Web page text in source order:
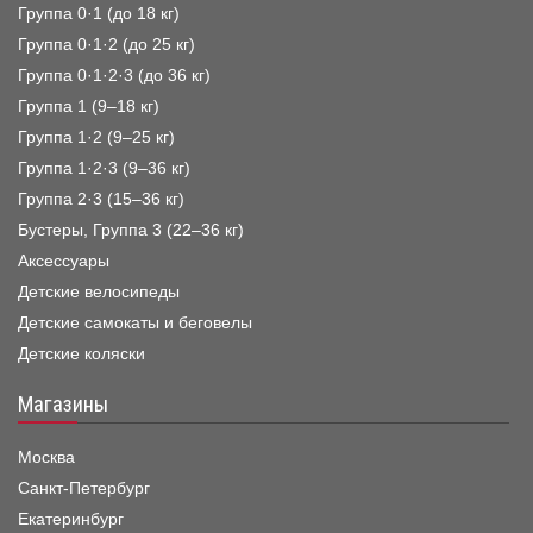
Группа 0·1 (до 18 кг)
Группа 0·1·2 (до 25 кг)
Группа 0·1·2·3 (до 36 кг)
Группа 1 (9–18 кг)
Группа 1·2 (9–25 кг)
Группа 1·2·3 (9–36 кг)
Группа 2·3 (15–36 кг)
Бустеры, Группа 3 (22–36 кг)
Аксессуары
Детские велосипеды
Детские самокаты и беговелы
Детские коляски
Магазины
Москва
Санкт-Петербург
Екатеринбург